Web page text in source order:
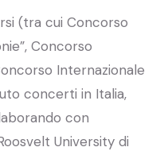
(tra cui Concorso
Concorso
Internazionale
concerti in Italia,
con
University di